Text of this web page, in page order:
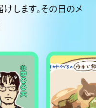
します。その日のメ
#BOOK